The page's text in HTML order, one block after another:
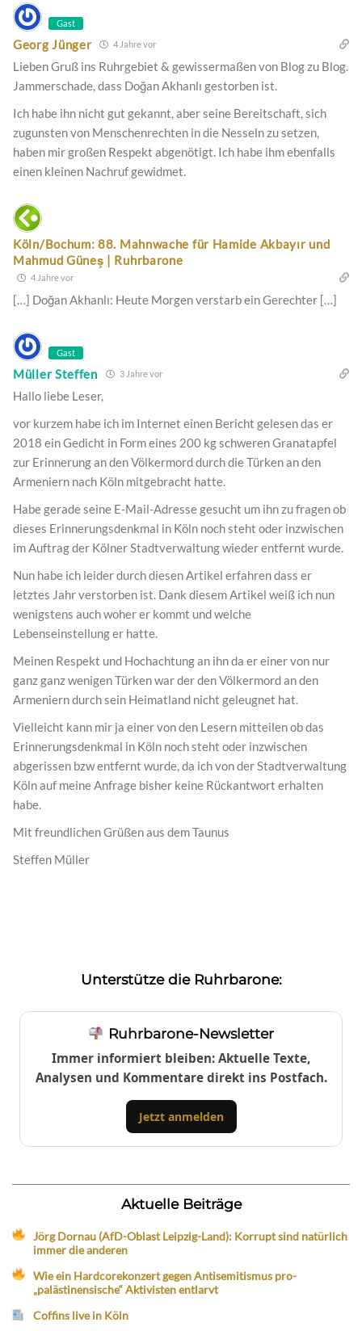
Gast
Georg Jünger 4 Jahre vor
Lieben Gruß ins Ruhrgebiet & gewissermaßen von Blog zu Blog.
Jammerschade, dass Doğan Akhanlı gestorben ist.
Ich habe ihn nicht gut gekannt, aber seine Bereitschaft, sich
zugunsten von Menschenrechten in die Nesseln zu setzen,
haben mir großen Respekt abgenötigt. Ich habe ihm ebenfalls
einen kleinen Nachruf gewidmet.
Köln/Bochum: 88. Mahnwache für Hamide Akbayır und
Mahmud Güneş | Ruhrbarone
4 Jahre vor
[…] Doğan Akhanlı: Heute Morgen verstarb ein Gerechter […]
Gast
Müller Steffen 3 Jahre vor
Hallo liebe Leser,
vor kurzem habe ich im Internet einen Bericht gelesen das er
2018 ein Gedicht in Form eines 200 kg schweren Granatapfel
zur Erinnerung an den Völkermord durch die Türken an den
Armeniern nach Köln mitgebracht hatte.
Habe gerade seine E-Mail-Adresse gesucht um ihn zu fragen ob
dieses Erinnerungsdenkmal in Köln noch steht oder inzwischen
im Auftrag der Kölner Stadtverwaltung wieder entfernt wurde.
Nun habe ich leider durch diesen Artikel erfahren dass er
letztes Jahr verstorben ist. Dank diesem Artikel weiß ich nun
wenigstens auch woher er kommt und welche
Lebenseinstellung er hatte.
Meinen Respekt und Hochachtung an ihn da er einer von nur
ganz ganz wenigen Türken war der den Völkermord an den
Armeniern durch sein Heimatland nicht geleugnet hat.
Vielleicht kann mir ja einer von den Lesern mitteilen ob das
Erinnerungsdenkmal in Köln noch steht oder inzwischen
abgerissen bzw entfernt wurde, da ich von der Stadtverwaltung
Köln auf meine Anfrage bisher keine Rückantwort erhalten
habe.
Mit freundlichen Grüßen aus dem Taunus
Steffen Müller
Unterstütze die Ruhrbarone:
Ruhrbarone-Newsletter
Immer informiert bleiben: Aktuelle Texte,
Analysen und Kommentare direkt ins Postfach.
Jetzt anmelden
Aktuelle Beiträge
Jörg Dornau (AfD-Oblast Leipzig-Land): Korrupt sind natürlich
immer die anderen
Wie ein Hardcorekonzert gegen Antisemitismus pro-
„palästinensische“ Aktivisten entlarvt
Coffins live in Köln